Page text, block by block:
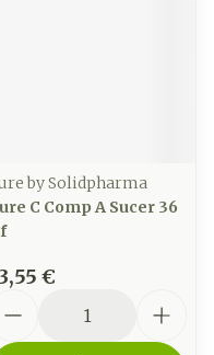
by Solidpharma
C Comp A Sucer 36
€